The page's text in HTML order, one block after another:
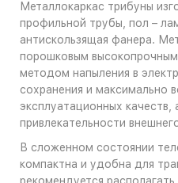
Металлокаркас трибуны
профильной трубы, пол –
антискользящая фанера.
порошковым
методом напыления в
сохранения и максимально
эксплуатационных качеств,
привлекательности
В сложенном состоянии
компактна и удобна для